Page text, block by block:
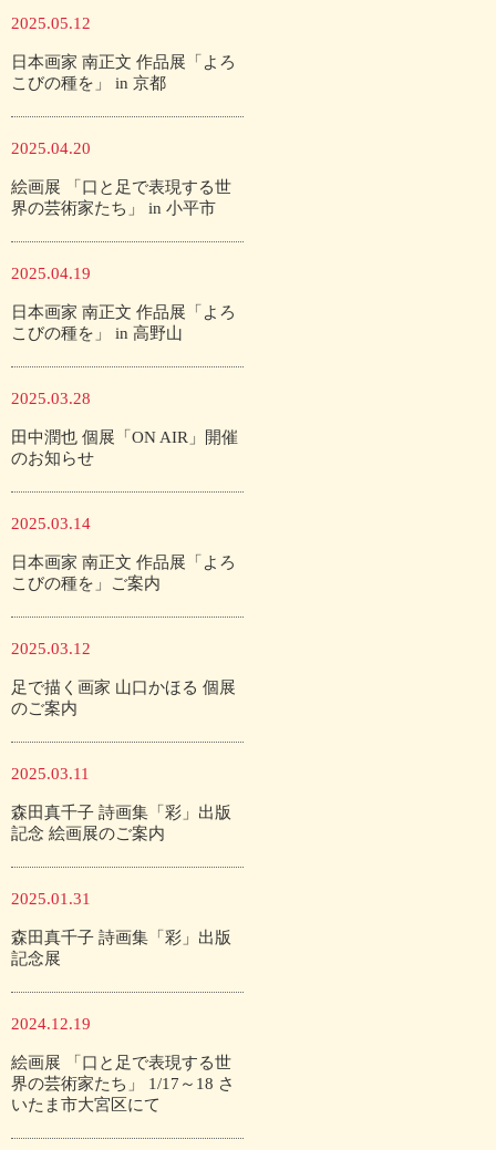
2025.05.12
日本画家 南正文 作品展「よろ
こびの種を」 in 京都
2025.04.20
絵画展 「口と足で表現する世
界の芸術家たち」 in 小平市
2025.04.19
日本画家 南正文 作品展「よろ
こびの種を」 in 高野山
2025.03.28
田中潤也 個展「ON AIR」開催
のお知らせ
2025.03.14
日本画家 南正文 作品展「よろ
こびの種を」ご案内
2025.03.12
足で描く画家 山口かほる 個展
のご案内
2025.03.11
森田真千子 詩画集「彩」出版
記念 絵画展のご案内
2025.01.31
森田真千子 詩画集「彩」出版
記念展
2024.12.19
絵画展 「口と足で表現する世
界の芸術家たち」 1/17～18 さ
いたま市大宮区にて